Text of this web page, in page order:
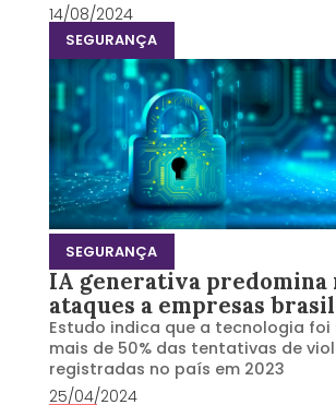
14/08/2024
SEGURANÇA
SEGURANÇA
IA generativa predomina
ataques a empresas
Estudo indica que a tecnologia foi
mais de 50% das tentativas de
registradas no país em 2023
25/04/2024